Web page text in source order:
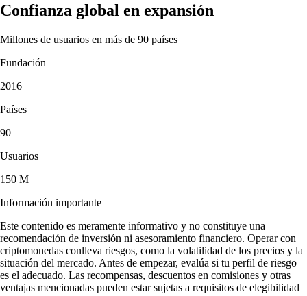
Confianza global en expansión
Millones de usuarios en más de 90 países
Fundación
2016
Países
90
Usuarios
150 M
Información importante
Este contenido es meramente informativo y no constituye una
recomendación de inversión ni asesoramiento financiero. Operar con
criptomonedas conlleva riesgos, como la volatilidad de los precios y la
situación del mercado. Antes de empezar, evalúa si tu perfil de riesgo
es el adecuado. Las recompensas, descuentos en comisiones y otras
ventajas mencionadas pueden estar sujetas a requisitos de elegibilidad